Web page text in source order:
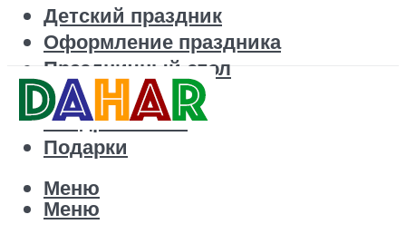
Детский праздник
Оформление праздника
Праздничный стол
Корпоратив
Поздравления
Подарки
Меню
Меню